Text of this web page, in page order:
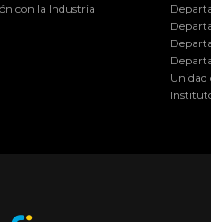
con la Industria
Unidad